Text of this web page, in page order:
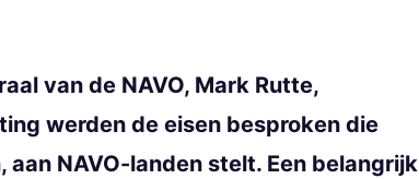
van de NAVO, Mark Rutte,
werden de eisen besproken die
NAVO-landen stelt. Een belangrijk